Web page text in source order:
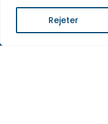
Rejeter
Lycée Charles de